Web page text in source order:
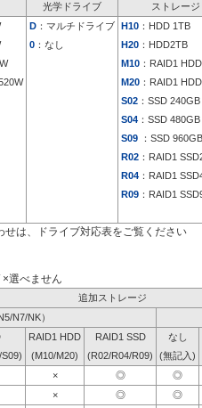
光学ドライブ ストレージ
D ：マルチドライブ H10 ：HDD 1TB
0 ：なし H20 ：HDD2TB
M10 ：RAID1
M20 ：RAID1
S02 ：SSD 240GB
S04 ：SSD 480GB
S09 ：SSD 960GB
R02 ：RAID1
R04 ：RAID1
R09 ：RAID1
は、ドライブ対応表をご覧ください
選べません
追加ストレ
（N5/N7/NK）
RAID1 HDD RAID1 SSD なし
(M10/M20) (R02/R04/R09) (無記入)
× ◎ ◎
× ◎ ◎